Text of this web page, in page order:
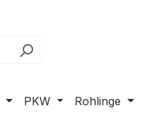
PKW Rohlinge